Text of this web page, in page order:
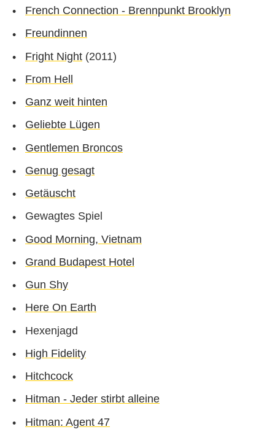
French Connection - Brennpunkt Brooklyn
Freundinnen
Fright Night (2011)
From Hell
Ganz weit hinten
Geliebte Lügen
Gentlemen Broncos
Genug gesagt
Getäuscht
Gewagtes Spiel
Good Morning, Vietnam
Grand Budapest Hotel
Gun Shy
Here On Earth
Hexenjagd
High Fidelity
Hitchcock
Hitman - Jeder stirbt alleine
Hitman: Agent 47